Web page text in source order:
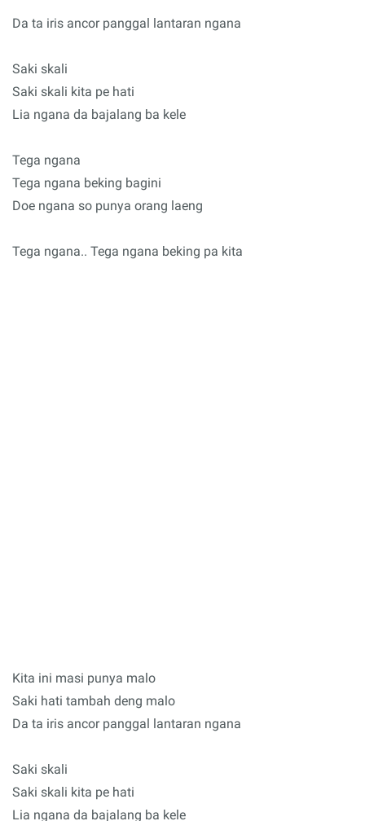
Da ta iris ancor panggal lantaran ngana
Saki skali
Saki skali kita pe hati
Lia ngana da bajalang ba kele
Tega ngana
Tega ngana beking bagini
Doe ngana so punya orang laeng
Tega ngana.. Tega ngana beking pa kita
Kita ini masi punya malo
Saki hati tambah deng malo
Da ta iris ancor panggal lantaran ngana
Saki skali
Saki skali kita pe hati
Lia ngana da bajalang ba kele